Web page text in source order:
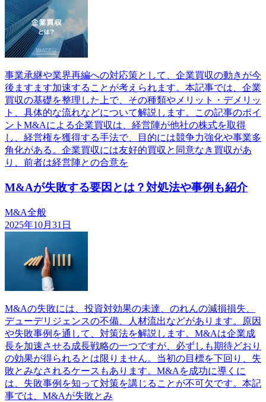
事業承継や業界再編への対応策として、企業買収の動きが今
後ますます加速することが考えられます。本記事では、企業
買収の基礎を整理した上で、その種類やメリット・デメリッ
ト、具体的な流れなどについて解説します。この記事のポイ
ントM&Aによる企業買収は、経営陣が他社の株式を取得
し、経営権を獲得する手法で、目的には競争力強化や事業多
角化がある。企業買収には友好的買収と同意なき買収があ
り、前者は経営陣との合意を
M&Aが失敗する要因とは？対処法や事例も紹介
M&A全般
2025年10月31日
M&Aの失敗には、投資対効果の未達、のれんの減損損失、
デューデリジェンスの不備、人材流出などがあります。原因
や失敗事例を通して、対策法を解説します。M&Aは企業成
長を加速させる成長戦略の一つですが、必ずしも期待どおり
の効果が得られるとは限りません。当初の目標を下回り、失
敗とみなされるケースもあります。M&Aを成功に導くに
は、失敗事例を知って対策を講じることが不可欠です。本記
事では、M&Aが失敗とみ